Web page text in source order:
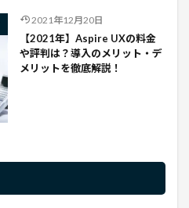
2021年12月20日
【2021年】Aspire UXの料金
や評判は？導入のメリット・デ
メリットを徹底解説！